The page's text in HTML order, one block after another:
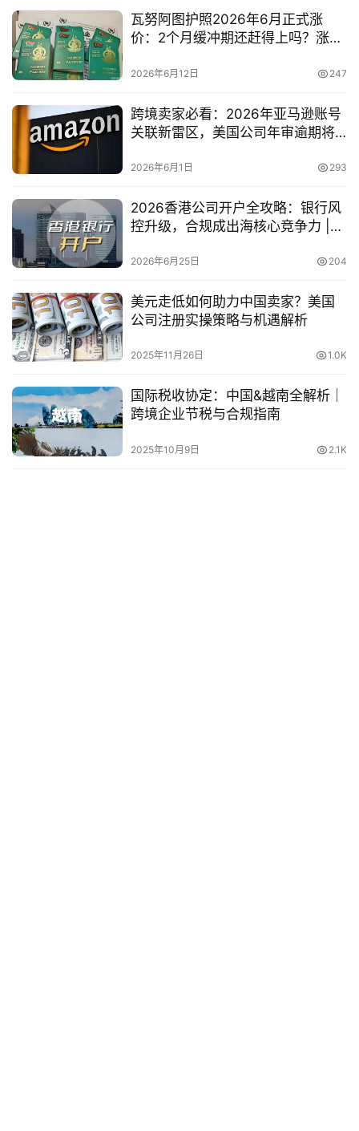
瓦努阿图护照2026年6月正式涨
价：2个月缓冲期还赶得上吗？涨价
2026年6月12日 247
跨境卖家必看：2026年亚马逊账号
关联新雷区，美国公司年审逾期将
2026年6月1日 293
2026香港公司开户全攻略：银行风
控升级，合规成出海核心竞争力 |
2026年6月25日 204
美元走低如何助力中国卖家？美国
公司注册实操策略与机遇解析
2025年11月26日 1.0K
国际税收协定：中国&越南全解析｜
跨境企业节税与合规指南
2025年10月9日 2.1K